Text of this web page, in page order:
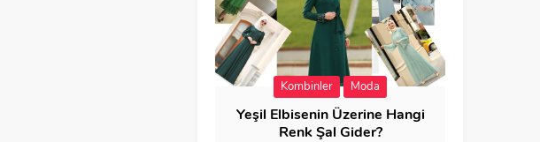
Kombinler Moda
Yeşil Elbisenin Üzerine Hangi
Renk Şal Gider?